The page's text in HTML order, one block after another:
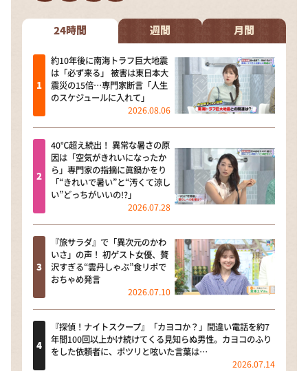
24時間 週間 月間
約10年後に南海トラフ巨大地震
は「必ず来る」 被害は東日本大
震災の15倍…専門家断言「人生
のスケジュールに入れて」
2026.08.06
40℃超え続出！ 異常な暑さの原
因は「空気がきれいになったか
ら」専門家の指摘に眞鍋かをり
「“きれいで暑い”と“汚くて涼し
い”どっちがいいの!?」
2026.07.28
『旅サラダ』で「異次元のかわ
いさ」の声！ 初ゲスト女優、贅
沢すぎる“雲丹しゃぶ”食リポで
おちゃめ発言
2026.07.10
『探偵！ナイトスクープ』「カヨコか？」間違い電話を約7
年間100回以上かけ続けてくる見知らぬ男性。カヨコのふり
をした依頼者に、ポツリと呟いた言葉は…
2026.07.14